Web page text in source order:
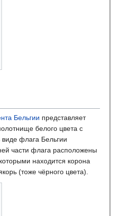
Бельгии представляет
белого цвета c
виде флага Бельгии
части флага расположены
находится корона
(тоже чёрного цвета).